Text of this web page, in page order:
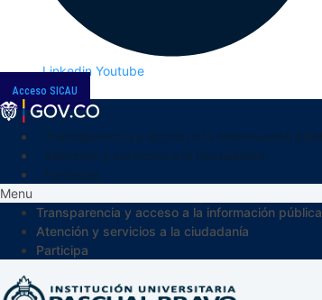
Linkedin Youtube
Acceso SICAU
Menu
Transparencia y acceso a la información pública
Atención y servicios a la ciudadanía
Participa